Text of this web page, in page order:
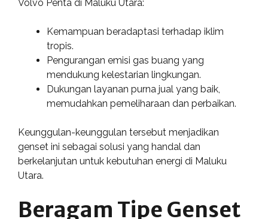
Volvo Penta di Maluku Utara:
Kemampuan beradaptasi terhadap iklim
tropis.
Pengurangan emisi gas buang yang
mendukung kelestarian lingkungan.
Dukungan layanan purna jual yang baik,
memudahkan pemeliharaan dan perbaikan.
Keunggulan-keunggulan tersebut menjadikan
genset ini sebagai solusi yang handal dan
berkelanjutan untuk kebutuhan energi di Maluku
Utara.
Beragam Tipe Genset